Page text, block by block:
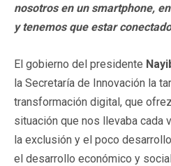
nosotros en un smartphone,
y tenemos que estar
El gobierno del presidente
la Secretaría de Innovación la
transformación digital, que
situación que nos llevaba cada
la exclusión y el poco
el desarrollo económico y